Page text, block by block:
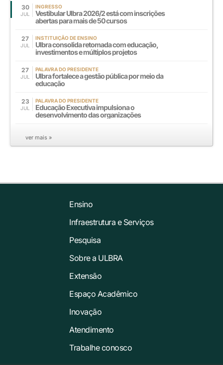
30
JUL
INGRESSO
Vestibular Ulbra 2026/2 está com inscrições
abertas para mais de 50 cursos
27
JUL
INSTITUIÇÃO DE ENSINO
Ulbra consolida retomada com educação,
investimentos e múltiplos projetos
27
JUL
PALAVRA DO PRESIDENTE
Ulbra fortalece a gestão pública por meio da
educação
23
JUL
PALAVRA DO PRESIDENTE
Educação Executiva impulsiona o
desenvolvimento das organizações
ver mais »
Ensino
Infraestrutura e Serviços
Pesquisa
Sobre a ULBRA
Extensão
Espaço Acadêmico
Inovação
Atendimento
Trabalhe conosco